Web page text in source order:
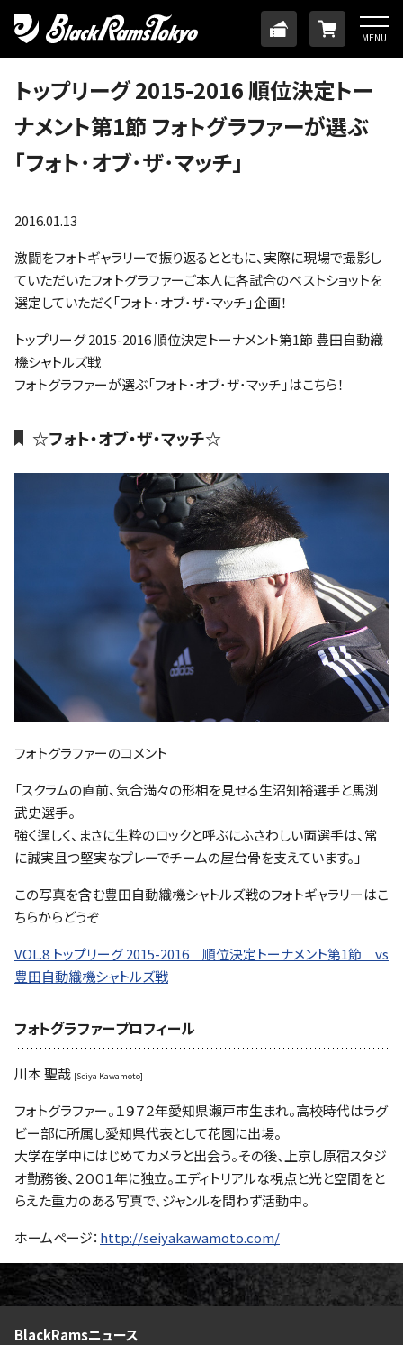
MENU
TICKET
HOME
チーム
アカデミー
SDGs・ホームタウン
パートナー
トップリーグ 2015-2016 順位決定トー
ナメント第1節 フォトグラファーが選ぶ
「フォト･オブ･ザ･マッチ」
2016.01.13
激闘をフォトギャラリーで振り返るとともに、実際に現場で撮影し
ていただいたフォトグラファーご本人に各試合のベストショットを
選定していただく「フォト･オブ･ザ･マッチ」企画！
トップリーグ 2015-2016 順位決定トーナメント第1節 豊田自動織
機シャトルズ戦
フォトグラファーが選ぶ「フォト･オブ･ザ･マッチ」はこちら！
☆フォト・オブ・ザ・マッチ☆
フォトグラファーのコメント
「スクラムの直前、気合満々の形相を見せる生沼知裕選手と馬渕
武史選手。
強く逞しく、まさに生粋のロックと呼ぶにふさわしい両選手は、常
に誠実且つ堅実なプレーでチームの屋台骨を支えています。」
この写真を含む豊田自動織機シャトルズ戦のフォトギャラリーはこ
ちらからどうぞ
VOL.8 トップリーグ 2015-2016 順位決定トーナメント第1節 vs
豊田自動織機シャトルズ戦
フォトグラファープロフィール
川本 聖哉 [Seiya Kawamoto]
フォトグラファー。１９７２年愛知県瀬戸市生まれ。高校時代はラグ
ビー部に所属し愛知県代表として花園に出場。
大学在学中にはじめてカメラと出会う。その後、上京し原宿スタジ
オ勤務後、２００１年に独立。エディトリアルな視点と光と空間をと
らえた重力のある写真で、ジャンルを問わず活動中。
ホームページ： http://seiyakawamoto.com/
BlackRamsニュース